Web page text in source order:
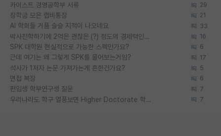
카이스트 경영공학부 서류 29
장학금 모은 랩비통장 21
AI 학회들 거품 슬슬 지적이 나오네요 33
박사진학하기에 2억은 괜찮은 (?) 정도의 경제력인가요 16
SPK 대학원 현실적으로 가능한 스펙인가요? 6
근데 여기는 왜 그렇게 SPK를 물어보는거임? 17
석사가 1저자 논문 가져가는게 흔한건가요? 5
면접 복장 6
편입생 학부연구생 질문 7
우리나라도 학구 열풍보면 Higher Doctorate 학위가 필요하다고 봅니다. 7